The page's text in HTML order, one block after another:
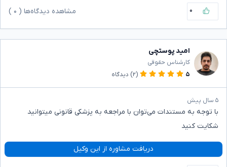
۰ مشاهده دیدگاه‌ها ( ۰
امید پوستچی
کارشناس حقوقی
۵
(۲) دیدگاه
۵ سال پیش
با توجه به مستندات می‌توان با مراجعه به پزشکی قانونی میتوانید
شکایت کنید
دریافت مشاوره از این وکیل